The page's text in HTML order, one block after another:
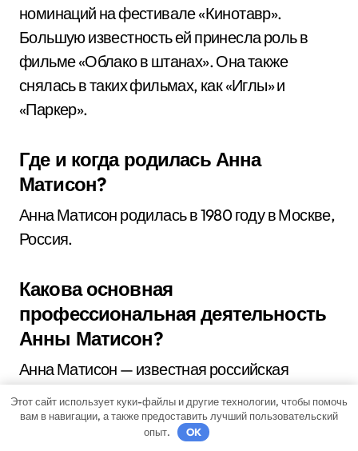
номинаций на фестивале «Кинотавр».
Большую известность ей принесла роль в
фильме «Облако в штанах». Она также
снялась в таких фильмах, как «Иглы» и
«Паркер».
Где и когда родилась Анна
Матисон?
Анна Матисон родилась в 1980 году в Москве,
Россия.
Какова основная
профессиональная деятельность
Анны Матисон?
Анна Матисон — известная российская
актриса, снявшаяся во многих российских и
зарубежных фильмах. Она также участвует в
театральных постановках и телевизионных
Этот сайт использует куки-файлы и другие технологии, чтобы помочь
вам в навигации, а также предоставить лучший пользовательский
опыт.
OK